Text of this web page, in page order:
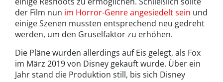
der Film nun im Horror-Genre angesiedelt sein und
einige Szenen mussten entsprechend neu gedreht
werden, um den Gruselfaktor zu erhöhen.
Die Pläne wurden allerdings auf Eis gelegt, als Fox
im März 2019 von Disney gekauft wurde. Über ein
Jahr stand die Produktion still, bis sich Disney